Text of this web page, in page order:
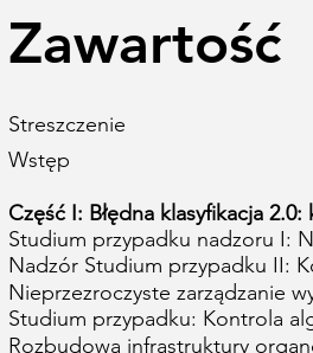
Zawartość
Streszczenie
Wstęp
Część I: Błędna klasyfikacja
Studium przypadku nadzoru I:
Nadzór Studium przypadku II:
Nieprzezroczyste zarządzanie
Studium przypadku: Kontrola
Rozbudowa infrastruktury